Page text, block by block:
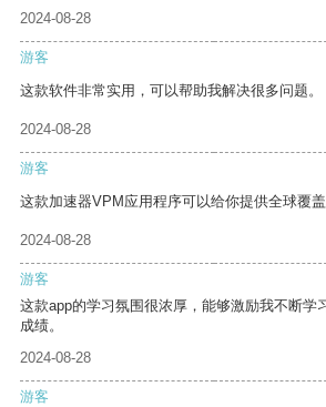
2024-08-28
游客
这款软件非常实用，可以帮助我解决很多问题。
2024-08-28
游客
这款加速器VPM应用程序可以给你提供全球覆盖
2024-08-28
游客
这款app的学习氛围很浓厚，能够激励我不断学
成绩。
2024-08-28
游客